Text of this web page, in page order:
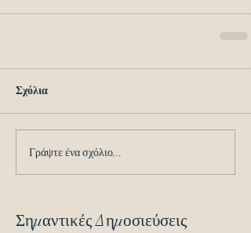
Σχόλια
Γράψτε ένα σχόλιο...
Σημαντικές Δημοσιεύσεις